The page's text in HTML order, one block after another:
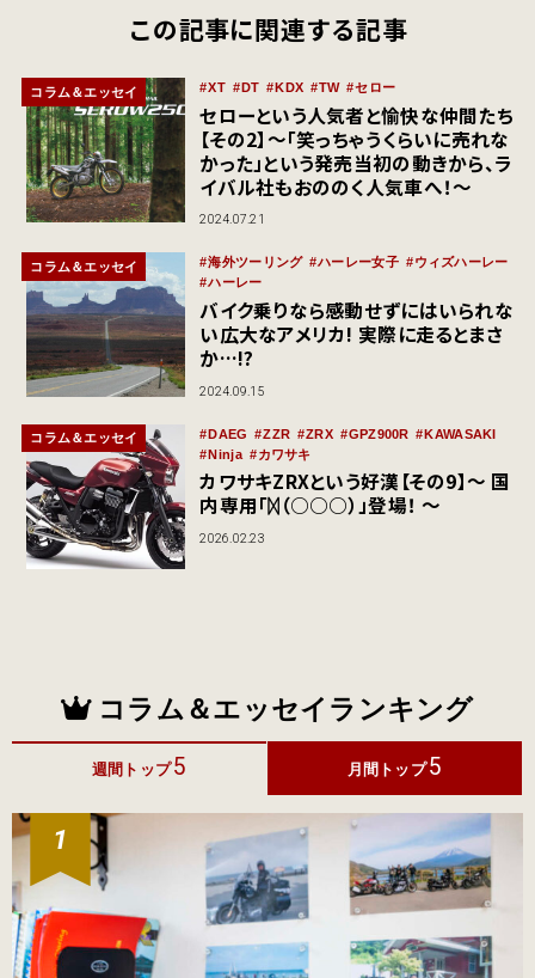
この記事に関連する記事
コラム＆エッセイ XT DT KDX TW セロー
セローという人気者と愉快な仲間たち
【その2】～「笑っちゃうくらいに売れな
かった」という発売当初の動きから、ラ
イバル社もおののく人気車へ！～
2024.07.21
コラム＆エッセイ 海外ツーリング ハーレー女子
ウィズハーレー
ハーレー
バイク乗りなら感動せずにはいられな
い広大なアメリカ! 実際に走るとまさ
か…!?
2024.09.15
コラム＆エッセイ DAEG ZZR ZRX GPZ900R
KAWASAKI
Ninja
カワサキ
カワサキZRXという好漢【その9】～ 国
内専用「ᛞ（○○○）」登場！ ～
2026.02.23
コラム＆エッセイランキング
週間トップ5 月間トップ 5